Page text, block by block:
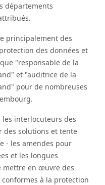
départements
principalement des
des données et
"responsable de la
et "auditrice de la
pour de nombreuses
les interlocuteurs des
des solutions et tente
- les amendes pour
et les longues
mettre en œuvre des
à la protection